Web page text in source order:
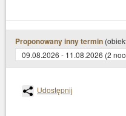
Proponowany inny termin
09.08.2026 - 11.08.2026 (2
Udostępnij